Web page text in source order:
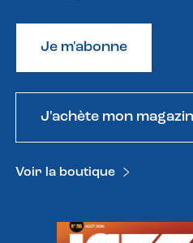
Je m'abonne
J'achète mon
Voir la boutique